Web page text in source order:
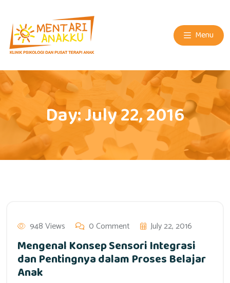
Menu
Day:July 22, 2016
948 Views 0 Comment July 22, 2016
Mengenal Konsep Sensori Integrasi
dan Pentingnya dalam Proses Belajar
Anak